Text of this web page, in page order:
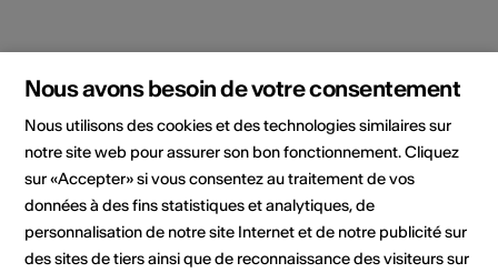
Domaine culturel
Arts visuels, Cinéma
Nous avons besoin de votre consentement
Nous utilisons des cookies et des technologies similaires sur
notre site web pour assurer son bon fonctionnement. Cliquez
sur «Accepter» si vous consentez au traitement de vos
données à des fins statistiques et analytiques, de
personnalisation de notre site Internet et de notre publicité sur
des sites de tiers ainsi que de reconnaissance des visiteurs sur